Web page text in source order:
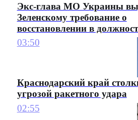
Экс-глава МО Украины
Зеленскому требование о
восстановлении в
03:50
Краснодарский край
угрозой ракетного удара
02:55